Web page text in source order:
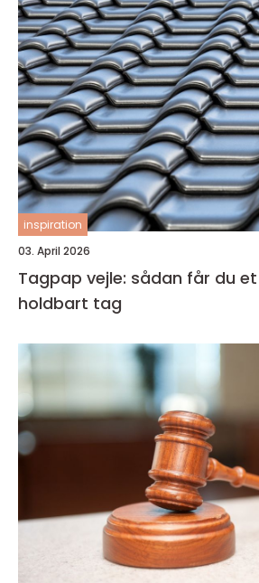
inspiration
03. April 2026
Tagpap vejle: sådan får du
holdbart tag